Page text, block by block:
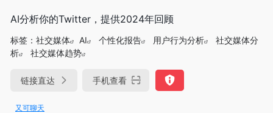
AI分析你的Twitter，提供2024年回顾
标签： 社交媒体 AI 个性化报告 用户行为分析
社交媒体分
析
社交媒体趋势
链接直达 手机查看
聊天